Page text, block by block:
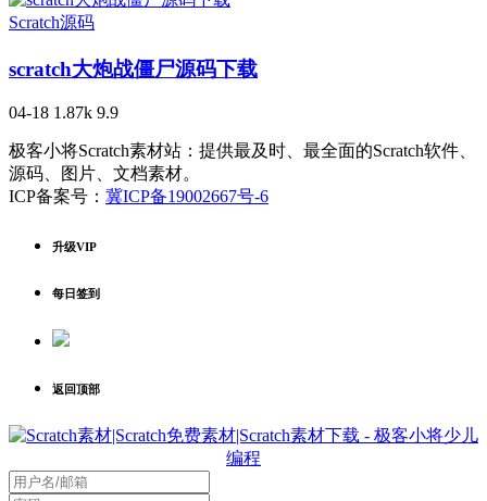
Scratch源码
scratch大炮战僵尸源码下载
04-18 1.87k 9.9
极客小将Scratch素材站：提供最及时、最全面的Scratch软件、
源码、图片、文档素材。
ICP备案号： 冀ICP备19002667号-6
升级VIP
每日签到
返回顶部